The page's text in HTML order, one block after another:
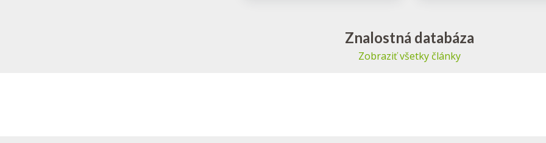
Znalostná databáza
Zobraziť všetky články